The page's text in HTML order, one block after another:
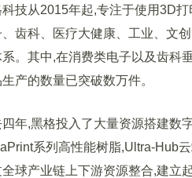
从2015年起,专注于使用3D打
齿科、医疗大健康、工业、文
。其中,在消费类电子以及齿科
产的数量已突破数万件。
,黑格投入了大量资源搭建数字
系列高性能树脂,Ultra-Hub
全球产业链上下游资源整合,建立